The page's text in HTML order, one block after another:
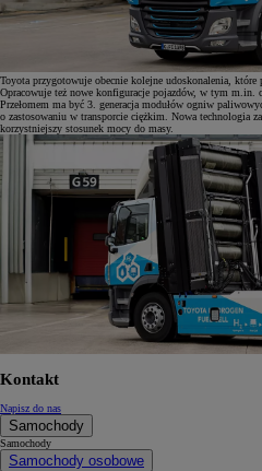
Toyota przygotowuje obecnie kolejne udoskonalenia, które
Opracowuje też nowe konfiguracje pojazdów, w tym m.in.
Przełomem ma być 3. generacja modułów ogniw
o zastosowaniu w transporcie ciężkim. Nowa technologia
korzystniejszy stosunek mocy do masy.
Kontakt
Napisz do nas
Samochody
Samochody
Samochody osobowe